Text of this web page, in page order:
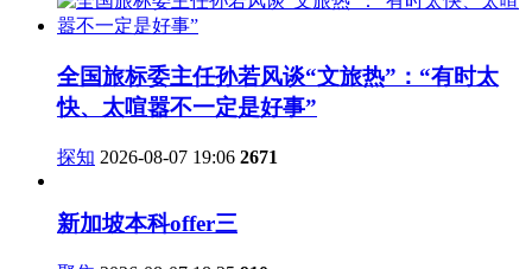
全国旅标委主任孙若风谈“文旅热”：“有时太
快、太喧嚣不一定是好事”
探知 2026-08-07 19:06 2671
新加坡本科offer三